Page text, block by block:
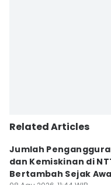
Related Articles
Jumlah
dan Kemiskinan di
Bertambah Sejak